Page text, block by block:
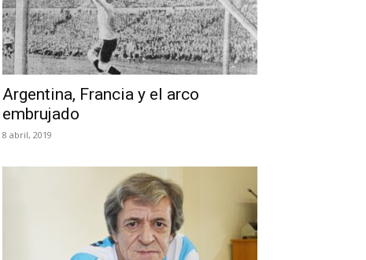
Argentina, Francia y el arco
embrujado
8 abril, 2019